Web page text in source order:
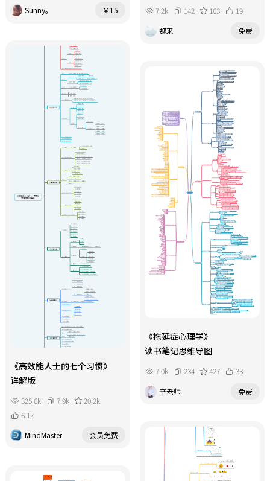
Sunny。
￥15 7.2k 142 163
19
魏来
免费
《高效能人士的七个习惯》
详解版
325.6k 7.9k
20.2k
6.1k
MindMaster
会员免费
《拖延症心理学》
读书笔记思维导图
7.0k 234 427
33
辛老师
免费